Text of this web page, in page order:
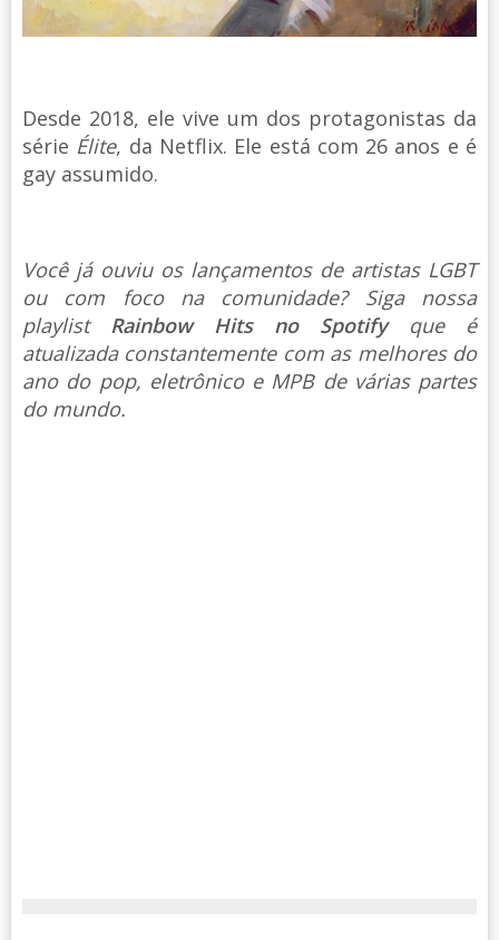
Desde 2018, ele vive um dos protagonistas da
série Élite, da Netflix. Ele está com 26 anos e é
gay assumido.
Você já ouviu os lançamentos de artistas LGBT
ou com foco na comunidade? Siga nossa
playlist Rainbow Hits no Spotify que é
atualizada constantemente com as melhores do
ano do pop, eletrônico e MPB de várias partes
do mundo.